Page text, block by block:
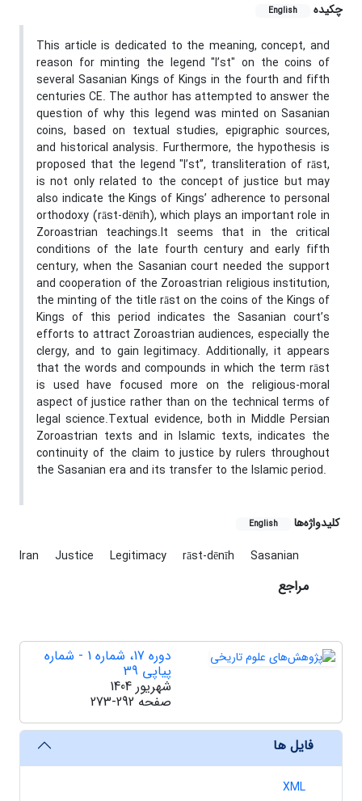
چکیده
English
This article is dedicated to the meaning, concept, and
reason for minting the legend "l’st" on the coins of
several Sasanian Kings of Kings in the fourth and fifth
centuries CE. The author has attempted to answer the
question of why this legend was minted on Sasanian
coins, based on textual studies, epigraphic sources,
and historical analysis. Furthermore, the hypothesis is
proposed that the legend "l’st”, transliteration of rāst,
is not only related to the concept of justice but may
also indicate the Kings of Kings’ adherence to personal
orthodoxy (rāst-dēnīh), which plays an important role in
Zoroastrian teachings.It seems that in the critical
conditions of the late fourth century and early fifth
century, when the Sasanian court needed the support
and cooperation of the Zoroastrian religious institution,
the minting of the title rāst on the coins of the Kings of
Kings of this period indicates the Sasanian court’s
efforts to attract Zoroastrian audiences, especially the
clergy, and to gain legitimacy. Additionally, it appears
that the words and compounds in which the term rāst
is used have focused more on the religious-moral
aspect of justice rather than on the technical terms of
legal science.Textual evidence, both in Middle Persian
Zoroastrian texts and in Islamic texts, indicates the
continuity of the claim to justice by rulers throughout
the Sasanian era and its transfer to the Islamic period.
کلیدواژه‌ها English
Iran Justice Legitimacy rāst-dēnīh Sasanian
مراجع
دوره 17، شماره 1 - شماره
پیاپی 39
شهریور 1404
صفحه 273-292
فایل ها
XML